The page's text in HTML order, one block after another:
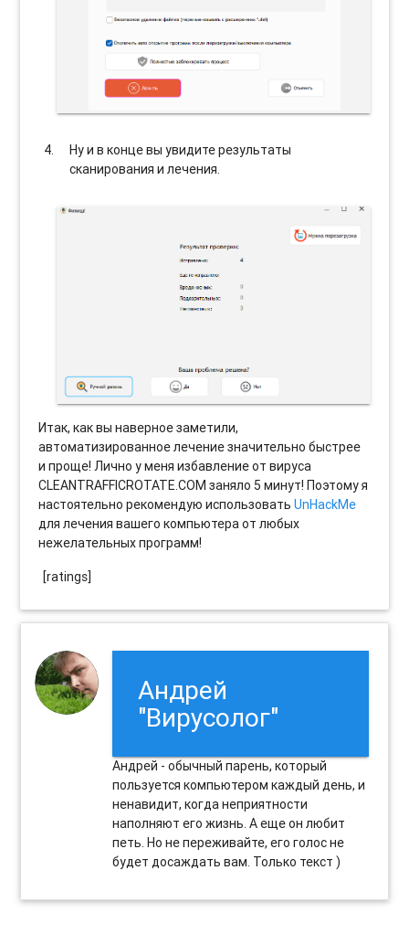
Ну и в конце вы увидите результаты
сканирования и лечения.
Итак, как вы наверное заметили,
автоматизированное лечение значительно быстрее
и проще! Лично у меня избавление от вируса
CLEANTRAFFICROTATE.COM заняло 5 минут! Поэтому я
настоятельно рекомендую использоватьUnHackMe
для лечения вашего компьютера от любых
нежелательных программ!
[ratings]
Андрей
"Вирусолог"
Андрей - обычный парень, который
пользуется компьютером каждый день, и
ненавидит, когда неприятности
наполняют его жизнь. А еще он любит
петь. Но не переживайте, его голос не
будет досаждать вам. Только текст )